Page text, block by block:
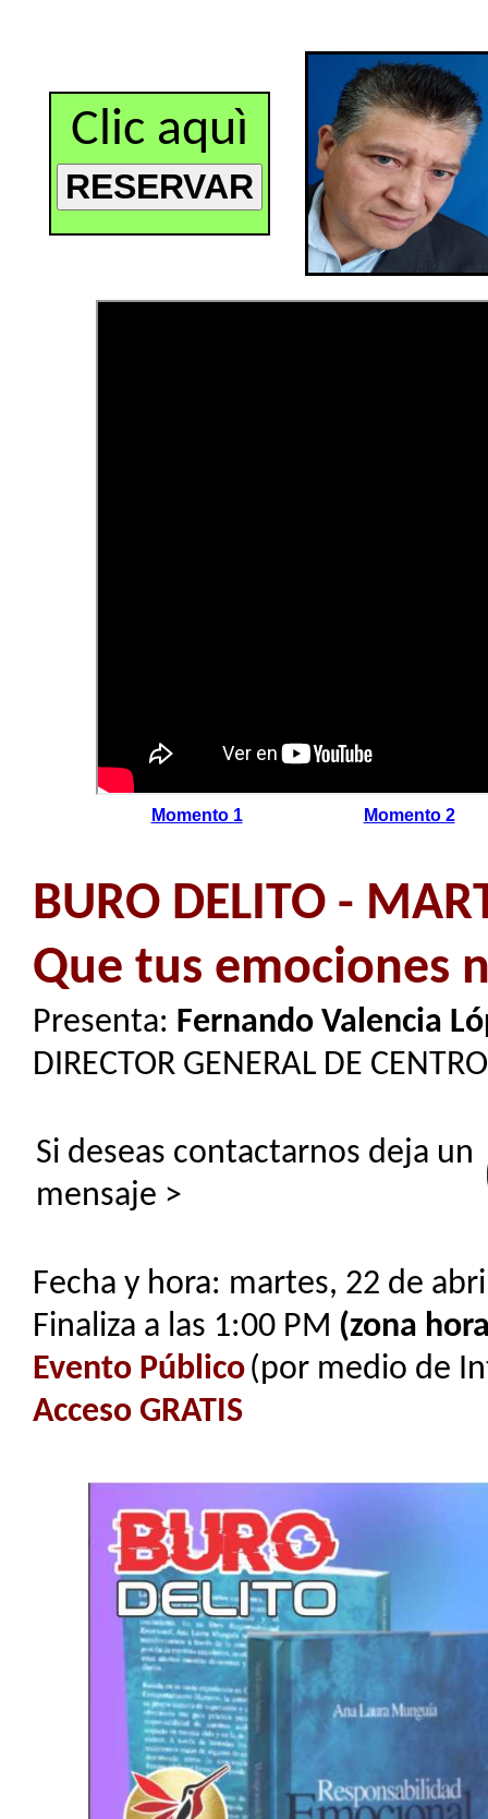
Clic aquì
Momento 1 Momento 2
BURO DELITO -
Que tus emociones
Presenta: Fernando Valencia
DIRECTOR GENERAL DE
Si deseas contactarnos deja un
mensaje >
Fecha y hora: martes, 22 de
Finaliza a las 1:00 PM (zona
Evento Público(por medio de
Acceso GRATIS